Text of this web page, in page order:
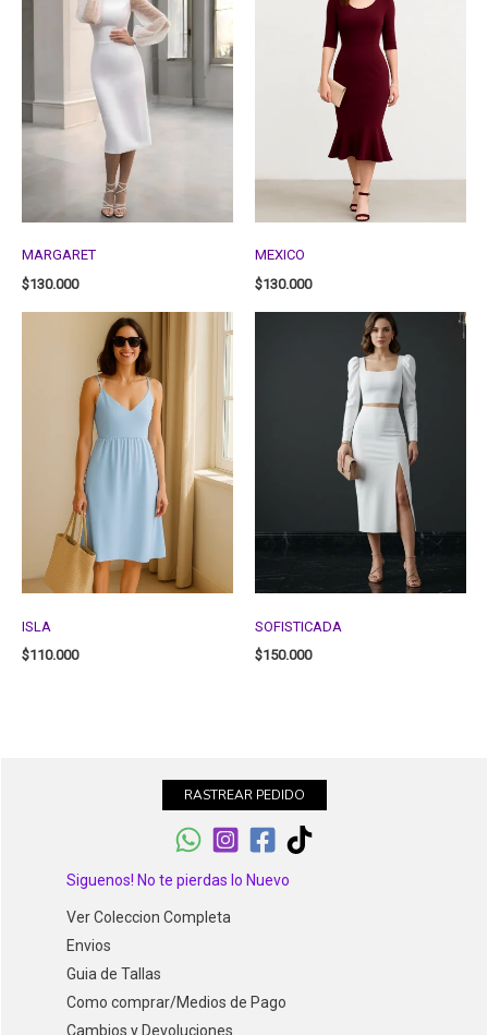
MARGARET
$130.000
MEXICO
$130.000
ISLA
$110.000
SOFISTICADA
$150.000
RASTREAR PEDIDO
Siguenos! No te pierdas lo Nuevo
Ver Coleccion Completa
Envios
Guia de Tallas
Como comprar/Medios de Pago
Cambios y Devoluciones